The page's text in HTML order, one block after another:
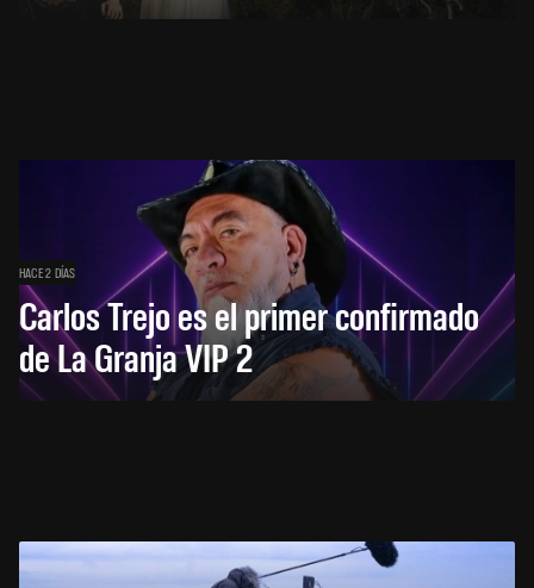
HACE 2 DÍAS
Carlos Trejo es el primer confirmado
de La Granja VIP 2